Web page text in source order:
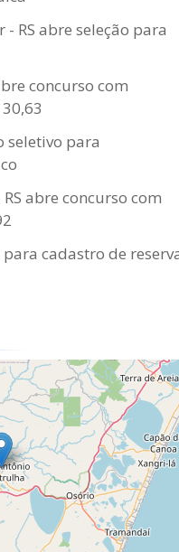
RS abre seleção para
concurso com
seletivo para
abre concurso com
para cadastro de